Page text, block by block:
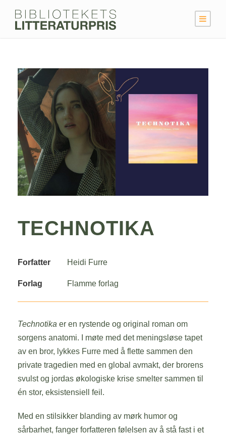
TECHNOTIKA
Forfatter Heidi Furre
Forlag Flamme forlag
Technotika er en rystende og original roman om
sorgens anatomi. I møte med det meningsløse tapet
av en bror, lykkes Furre med å flette sammen den
private tragedien med en global avmakt, der brorens
svulst og jordas økologiske krise smelter sammen til
én stor, eksistensiell feil.
Med en stilsikker blanding av mørk humor og
sårbarhet, fanger forfatteren følelsen av å stå fast i et